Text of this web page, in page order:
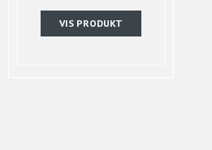
VIS PRODUKT